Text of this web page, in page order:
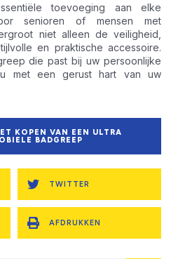
toevoeging aan elke
senioren of mensen met
niet alleen de veiligheid,
en praktische accessoire.
die past bij uw persoonlijke
met een gerust hart van uw
KOPEN VAN EEN ULTRA
BADGREEP
TWITTER
AFDRUKKEN